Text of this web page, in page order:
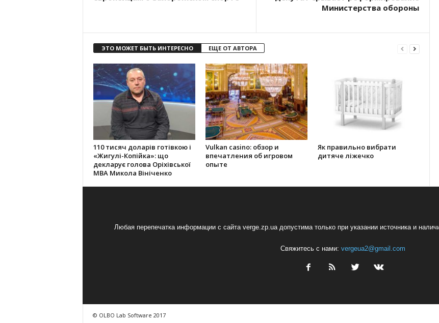
Министерства обороны
ЭТО МОЖЕТ БЫТЬ ИНТЕРЕСНО ЕЩЕ ОТ АВТОРА
110 тисяч доларів готівкою і
«Жигулі-Копійка»: що
декларує голова Оріхівської
МВА Микола Вініченко
Vulkan casino: обзор и
впечатления об игровом
опыте
Як правильно вибрати
дитяче ліжечко
Любая перепечатка информации с сайта verge.zp.ua допустима только при указании источника и
Свяжитесь с нами: vergeua2@gmail.com
© OLBO Lab Software 2017